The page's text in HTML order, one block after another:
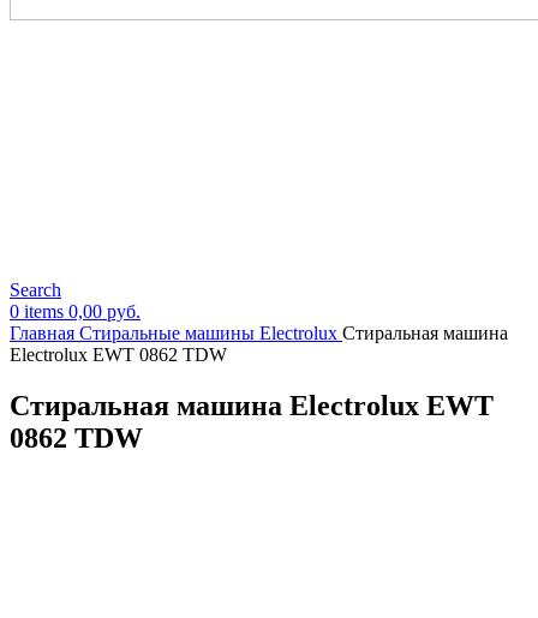
Search
0 items 0,00 руб.
Главная Стиральные машины Electrolux Стиральная машина
Electrolux EWT 0862 TDW
Стиральная машина Electrolux EWT
0862 TDW